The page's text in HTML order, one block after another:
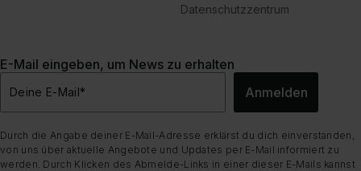
Datenschutzzentrum
E-Mail eingeben, um News zu erhalten
Deine E-Mail* Anmelden
Durch die Angabe deiner E-Mail-Adresse erklärst du dich einverstanden,
von uns über aktuelle Angebote und Updates per E-Mail informiert zu
werden. Durch Klicken des Abmelde-Links in einer dieser E-Mails kannst